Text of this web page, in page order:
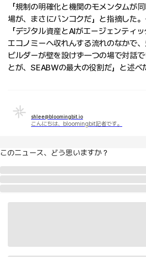
「規制の明確化と機関のモメンタムが
場が、まさにバンコクだ」と指摘した
「デジタル資産とAIがエージェンティッ
エコノミーへ収れんする流れのなかで、
ビルダーが壁を設けず一つの場で対話
とが、SEABWの最大の役割だ」と述べ
shlee@bloomingbit.io
こんにちは、bloomingbit記者です。
このニュース、どう思いますか？